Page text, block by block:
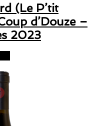
(Le P’tit
d’Douze –
2023